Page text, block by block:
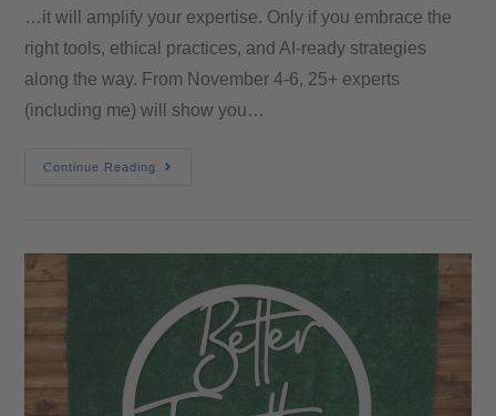
…it will amplify your expertise. Only if you embrace the
right tools, ethical practices, and AI-ready strategies
along the way. From November 4-6, 25+ experts
(including me) will show you…
Continue Reading